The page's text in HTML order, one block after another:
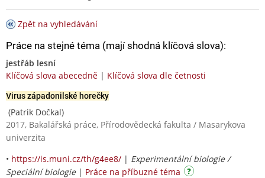
Zpět na vyhledávání
Práce na stejné téma (mají shodná klíčová slova):
jestřáb lesní
Klíčová slova abecedně | Klíčová slova dle četnosti
Virus západonilské horečky
(Patrik Dočkal)
2017, Bakalářská práce, Přírodovědecká fakulta / Masarykova
univerzita
• https://is.muni.cz/th/g4ee8/ | Experimentální biologie /
Speciální biologie| Práce na příbuzné téma